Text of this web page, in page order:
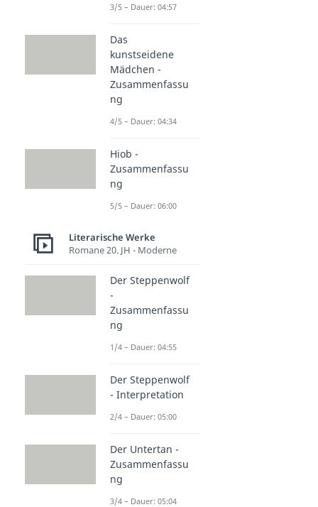
3/5 – Dauer: 04:57
Das
kunstseidene
Mädchen -
Zusammenfassu
ng
4/5 – Dauer: 04:34
Hiob -
Zusammenfassu
ng
5/5 – Dauer: 06:00
Literarische Werke
Romane 20. JH - Moderne
Der Steppenwolf
-
Zusammenfassu
ng
1/4 – Dauer: 04:55
Der Steppenwolf
- Interpretation
2/4 – Dauer: 05:00
Der Untertan -
Zusammenfassu
ng
3/4 – Dauer: 05:04